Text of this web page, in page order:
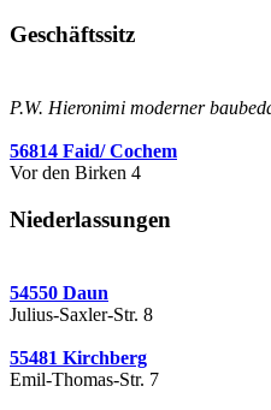
Geschäftssitz
P.W. Hieronimi moderner
56814 Faid/ Cochem
Vor den Birken 4
Niederlassungen
54550 Daun
Julius-Saxler-Str. 8
55481 Kirchberg
Emil-Thomas-Str. 7